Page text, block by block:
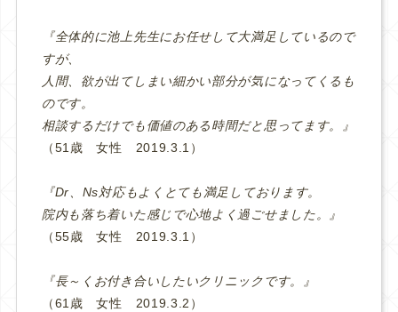
『全体的に池上先生にお任せして大満足しているので
すが、
人間、欲が出てしまい細かい部分が気になってくるも
のです。
相談するだけでも価値のある時間だと思ってます。』
（51歳 女性 2019.3.1）
『Dr、Ns対応もよくとても満足しております。
院内も落ち着いた感じで心地よく過ごせました。』
（55歳 女性 2019.3.1）
『長～くお付き合いしたいクリニックです。』
（61歳 女性 2019.3.2）